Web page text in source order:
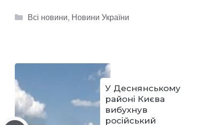
Категорії
Всі новини, Новини України
У Деснянському
районі Києва
вибухнув
російський